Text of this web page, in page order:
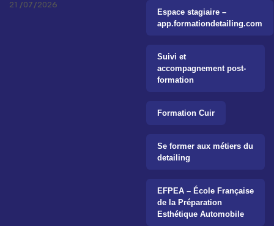
21/07/2026
Espace stagiaire –
app.formationdetailing.com
Suivi et
accompagnement post-
formation
Formation Cuir
Se former aux métiers du
detailing
EFPEA – École Française
de la Préparation
Esthétique Automobile